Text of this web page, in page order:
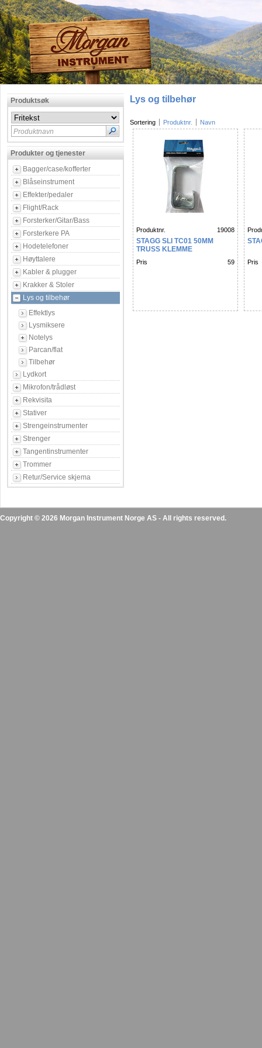
Produktsøk
Produktnavn
Produkter og tjenester
Bagger/case/kofferter
Blåseinstrument
Effekter/pedaler
Flight/Rack
Forsterker/Gitar/Bass
Forsterkere PA
Hodetelefoner
Høyttalere
Kabler & plugger
Krakker & Stoler
Lys og tilbehør
Effektlys
Lysmiksere
Notelys
Parcan/flat
Tilbehør
Lydkort
Mikrofon/trådløst
Rekvisita
Stativer
Strengeinstrumenter
Strenger
Tangentinstrumenter
Trommer
Retur/Service skjema
Lys og tilbehør
Sortering Produktnr. Navn
Produktnr. 19008
STAGG SLI TC01 50MM
TRUSS KLEMME
Pris 59 Pris
Copyright © 2026 Morgan Instrument Norge AS - All rights reserved.